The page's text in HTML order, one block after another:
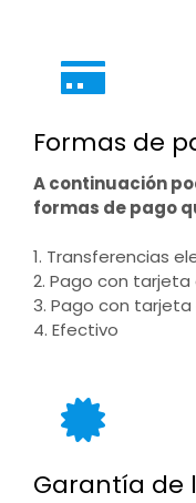
Formas de
A continuación
formas de pago
1. Transferencias
2. Pago con
3. Pago con
4. Efectivo
Garantía de